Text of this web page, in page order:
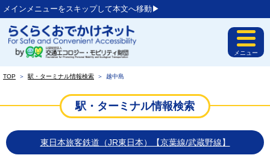
メインメニューをスキップして本文へ移動▶︎
メニュー
TOP ＞ 駅・ターミナル情報検索 ＞ 越中島
駅・ターミナル情報検索
東日本旅客鉄道（JR東日本）【京葉線/武蔵野線】